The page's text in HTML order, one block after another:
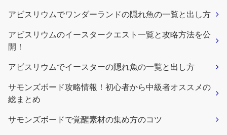
アビスリウムでワンダーランドの隠れ魚の一覧と出し方
アビスリウムのイースタークエスト一覧と攻略方法を公
開！
アビスリウムでイースターの隠れ魚の一覧と出し方
サモンズボード攻略情報！初心者から中級者オススメの
総まとめ
サモンズボードで覚醒素材の集め方のコツ